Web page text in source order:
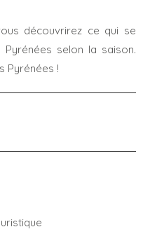
découvrirez ce qui se
selon la saison.
Pyrénées !